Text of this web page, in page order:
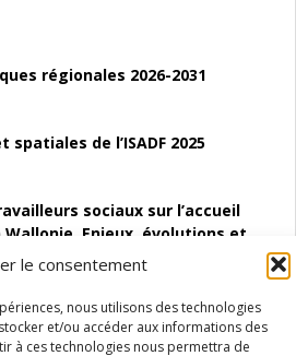
le consentement
nous utilisons des technologies
et/ou accéder aux informations des
à ces technologies nous permettra de
régionales 2026-2031
de l’ISADF 2025
sociaux sur l’accueil
Enjeux, évolutions et
Structures
d’emploi (SAACE)